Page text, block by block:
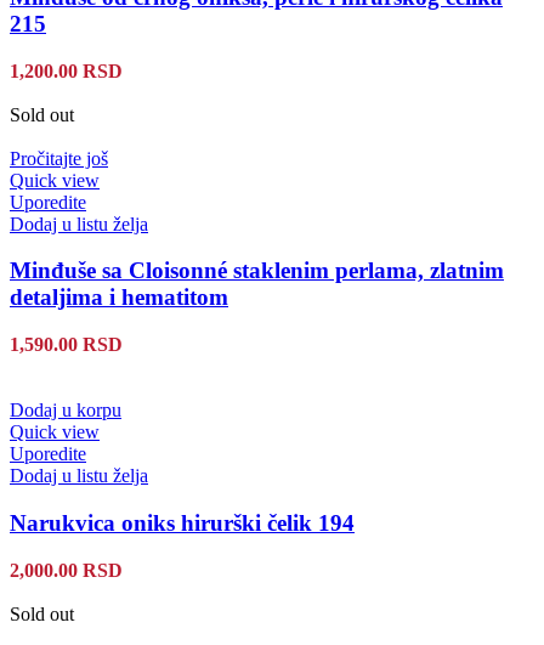
215
1,200.00 RSD
Sold out
Pročitajte još
Quick view
Uporedite
Dodaj u listu želja
Minđuše sa Cloisonné staklenim perlama, zlatnim
detaljima i hematitom
1,590.00 RSD
Dodaj u korpu
Quick view
Uporedite
Dodaj u listu želja
Narukvica oniks hirurški čelik 194
2,000.00 RSD
Sold out